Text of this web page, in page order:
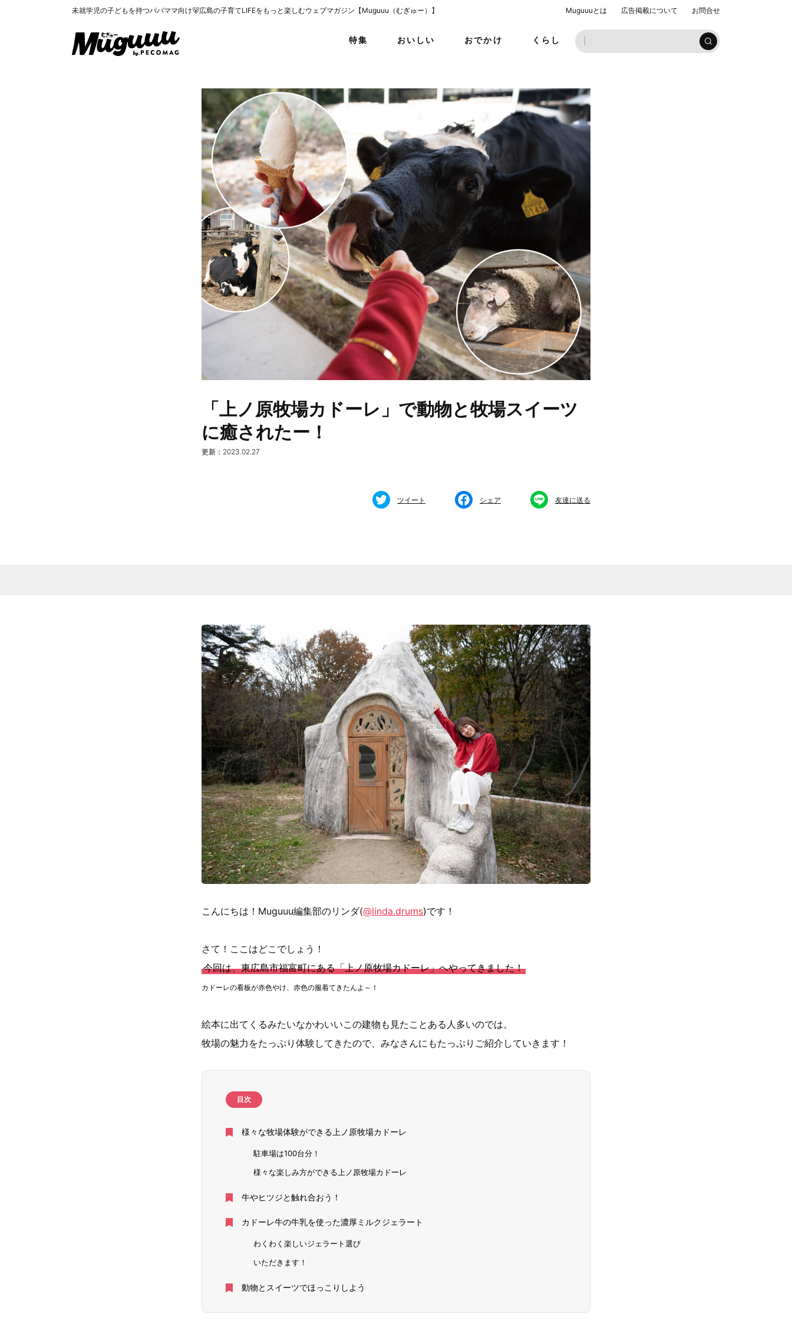
未就学児の子どもを持つパパママ向け🐻広島の子育てLIFEをもっと楽しむウェブマガジン【Muguuu（むぎゅー）】 Muguuuとは 広告掲載について お問合せ
特集 おいしい おでかけ くらし
「上ノ原牧場カドーレ」で動物と牧場スイーツ
に癒されたー！
更新：2023.02.27
ツイート シェア 友達に送る
こんにちは！Muguuu編集部のリンダ(@linda.drums)です！
さて！ここはどこでしょう！
今回は、東広島市福富町にある「上ノ原牧場カドーレ」へやってきました！
カドーレの看板が赤色やけ、赤色の服着てきたんよ～！
絵本に出てくるみたいなかわいいこの建物も見たことある人多いのでは。
牧場の魅力をたっぷり体験してきたので、みなさんにもたっぷりご紹介していきます！
目次
様々な牧場体験ができる上ノ原牧場カドーレ
駐車場は100台分！
様々な楽しみ方ができる上ノ原牧場カドーレ
牛やヒツジと触れ合おう！
カドーレ牛の牛乳を使った濃厚ミルクジェラート
わくわく楽しいジェラート選び
いただきます！
動物とスイーツでほっこりしよう